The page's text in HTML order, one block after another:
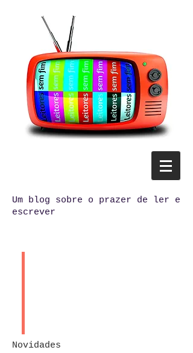
Um blog sobre o prazer de ler e
escrever
Novidades